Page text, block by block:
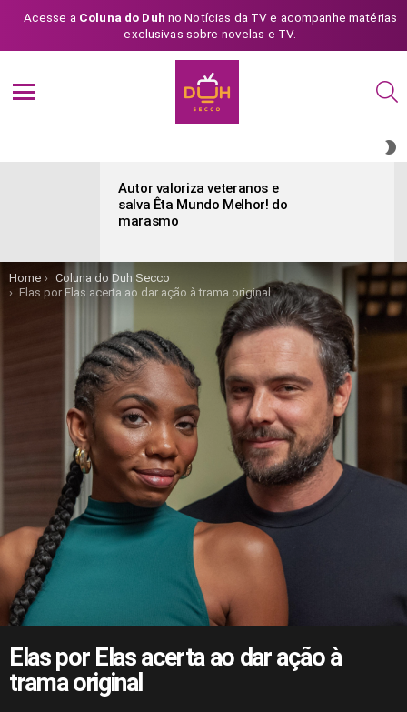
Acesse a Coluna do Duh no Notícias da TV e acompanhe matérias
exclusivas sobre novelas e TV.
Autor valoriza veteranos e
salva Êta Mundo Melhor! do
marasmo
You are here:
Home
Coluna do Duh Secco
Elas por Elas acerta ao dar ação à trama original
Elas por Elas acerta ao dar ação à
trama original